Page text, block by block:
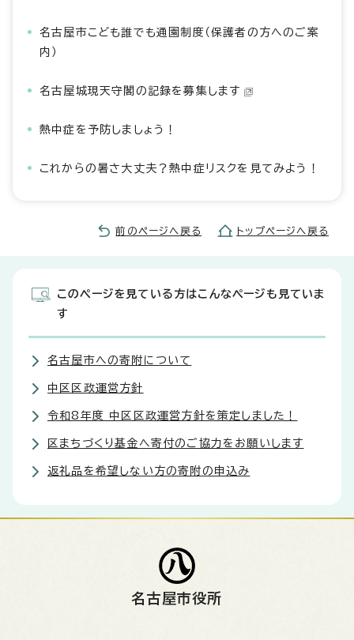
名古屋市こども誰でも通園制度（保護者の方へのご案
内）
名古屋城現天守閣の記録を募集します
熱中症を予防しましょう！
これからの暑さ大丈夫？熱中症リスクを見てみよう！
前のページへ戻る トップページへ戻る
このページを見ている方はこんなページも見ていま
す
名古屋市への寄附について
中区区政運営方針
令和8年度 中区区政運営方針を策定しました！
区まちづくり基金へ寄付のご協力をお願いします
返礼品を希望しない方の寄附の申込み
名古屋市役所